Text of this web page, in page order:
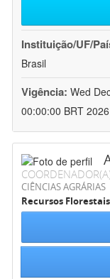
Instituição/UF/
Brasil
Vigência: Wed
00:00:00 BRT 2026
CIÊNCIAS AGRÁRIAS
Recursos